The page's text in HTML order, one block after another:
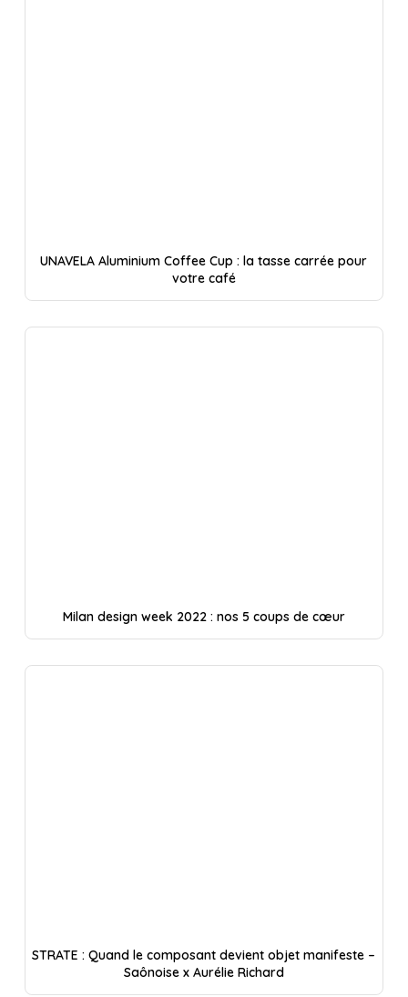
UNAVELA Aluminium Coffee Cup : la tasse carrée pour
votre café
Milan design week 2022 : nos 5 coups de cœur
STRATE : Quand le composant devient objet manifeste –
Saônoise x Aurélie Richard